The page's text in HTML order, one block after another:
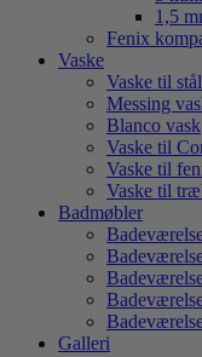
1,5
Fenix
Vaske
Vaske til stål
Messing
Blanco vask
Vaske til
Vaske til
Vaske til
Badmøbler
Galleri